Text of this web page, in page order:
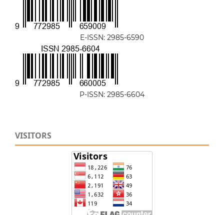
E-ISSN: 2985-6590
P-ISSN: 2985-6604
VISITORS